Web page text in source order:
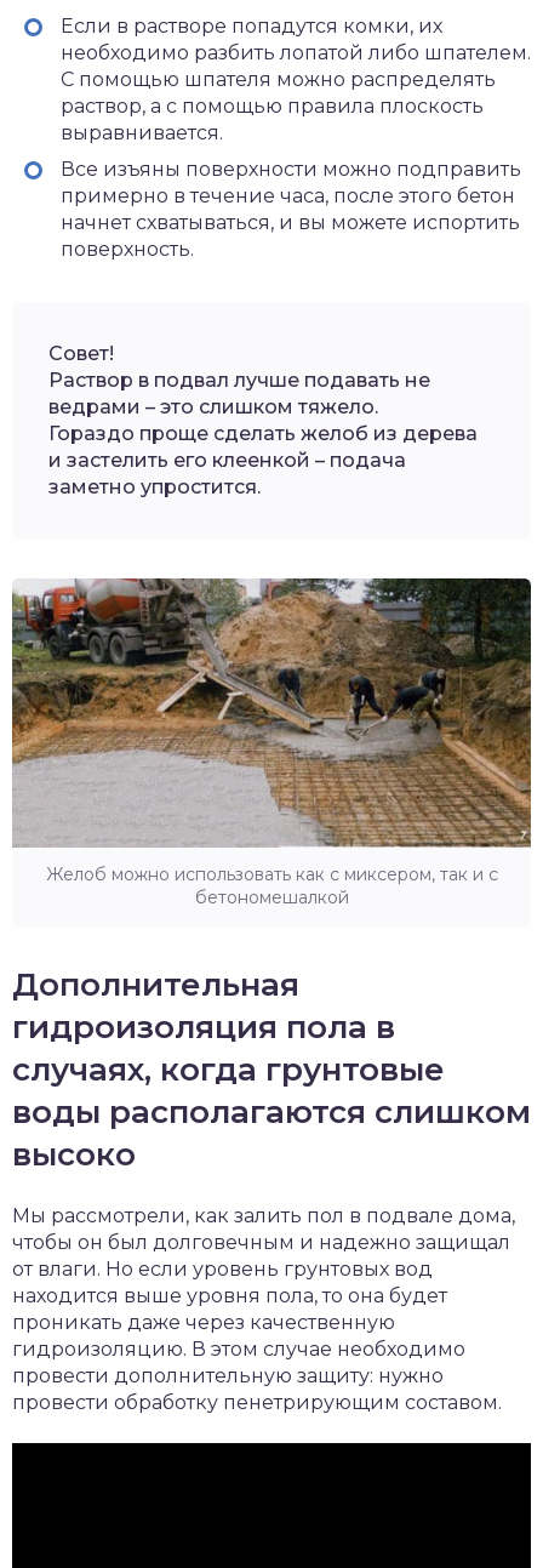
Если в растворе попадутся комки, их
необходимо разбить лопатой либо шпателем.
С помощью шпателя можно распределять
раствор, а с помощью правила плоскость
выравнивается.
Все изъяны поверхности можно подправить
примерно в течение часа, после этого бетон
начнет схватываться, и вы можете испортить
поверхность.
Совет!
Раствор в подвал лучше подавать не
ведрами – это слишком тяжело.
Гораздо проще сделать желоб из дерева
и застелить его клеенкой – подача
заметно упростится.
Желоб можно использовать как с миксером, так и с
бетономешалкой
Дополнительная
гидроизоляция пола в
случаях, когда грунтовые
воды располагаются слишком
высоко
Мы рассмотрели, как залить пол в подвале дома,
чтобы он был долговечным и надежно защищал
от влаги. Но если уровень грунтовых вод
находится выше уровня пола, то она будет
проникать даже через качественную
гидроизоляцию. В этом случае необходимо
провести дополнительную защиту: нужно
провести обработку пенетрирующим составом.